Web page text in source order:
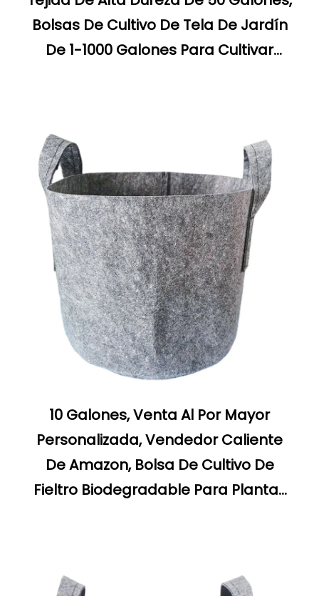
Bolsas De Cultivo De Tela De Jardín
De 1-1000 Galones Para Cultivar
10 Galones, Venta Al Por Mayor
Personalizada, Vendedor Caliente
De Amazon, Bolsa De Cultivo De
Fieltro Biodegradable Para Plantas